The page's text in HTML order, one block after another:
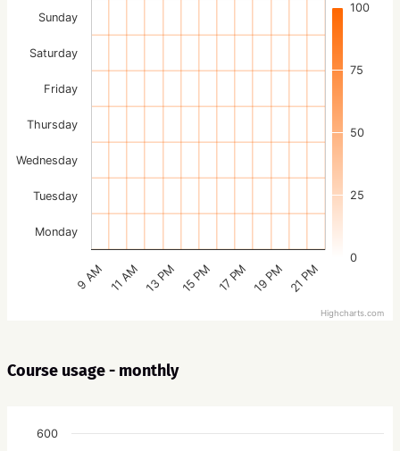
0
25
50
75
100
9 AM 11 AM 13 PM 15 PM 17 PM 19 PM 21 PM
Monday
Tuesday
Wednesday
Thursday
Friday
Saturday
Sunday
Highcharts.com
Course usage - monthly
600